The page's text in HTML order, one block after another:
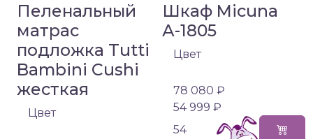
Пеленальный
матрас
подложка Tutti
Bambini Cushi
жесткая
Цвет
Шкаф Micuna
А-1805
Цвет
78 080 ₽
54 999 ₽
54